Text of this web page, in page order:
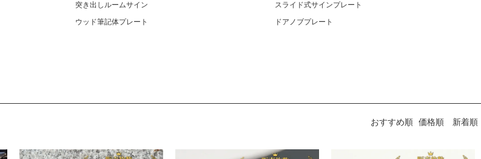
突き出しルームサイン
スライド式サインプレート
ウッド筆記体プレート
ドアノブプレート
おすすめ順 価格順 新着順